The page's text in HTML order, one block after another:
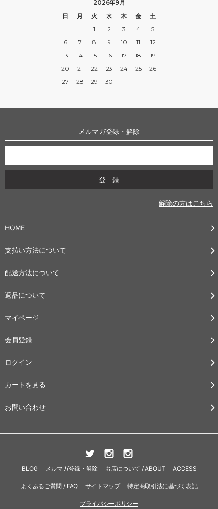
2026年9月
日
月 火 水 木 金
土
1
2 3 4
5
6
7 8 9 10 11
12
13
14 15 16 17 18
19
20
21 22 23 24 25
26
27
28 29 30
メルマガ登録・解除
解除の方はこちら
HOME
支払い方法について
配送方法について
返品について
マイページ
会員登録
ログイン
カートを見る
お問い合わせ
BLOG メルマガ登録・解除 お店について / ABOUT ACCESS
よくあるご質問 / FAQ サイトマップ 特定商取引法に基づく表記
プライバシーポリシー